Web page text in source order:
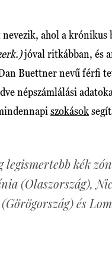
ahol a krónikus
jóval ritkábban, és
Buettner nevű férfi
népszámlálási
szokások
legismertebb kék
(Olaszország),
és